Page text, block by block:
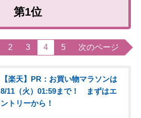
第1位
2 3 4 5 次のページ
【楽天】PR：お買い物マラソンは
8/11（火）01:59まで！ まずはエ
ントリーから！